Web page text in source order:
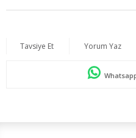
Tavsiye Et Yorum Yaz